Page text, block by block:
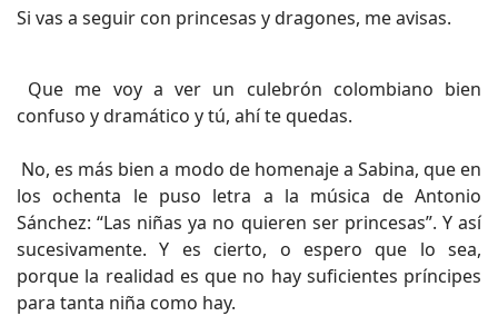
Si vas a seguir con princesas y dragones, me avisas.
Que me voy a ver un culebrón colombiano bien
confuso y dramático y tú, ahí te quedas.
No, es más bien a modo de homenaje a Sabina, que en
los ochenta le puso letra a la música de Antonio
Sánchez: “Las niñas ya no quieren ser princesas”. Y así
sucesivamente. Y es cierto, o espero que lo sea,
porque la realidad es que no hay suficientes príncipes
para tanta niña como hay.